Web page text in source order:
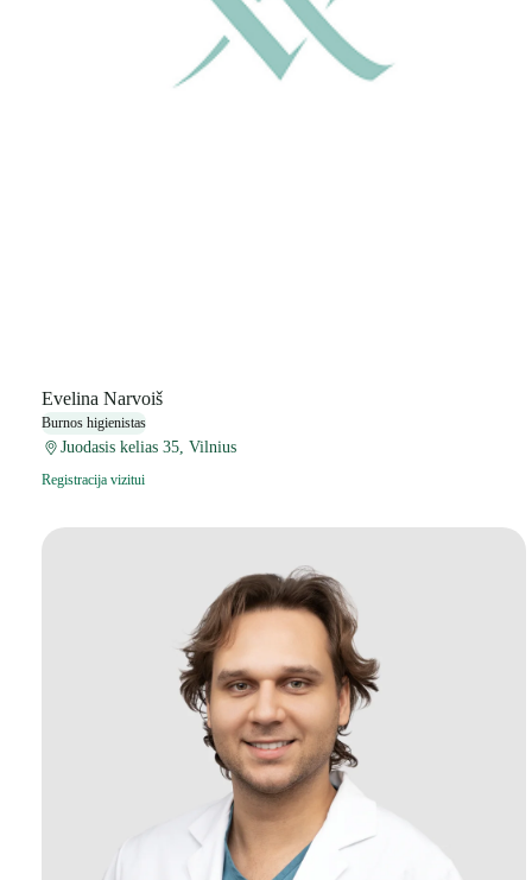
Evelina Narvoiš
Burnos higienistas
Juodasis kelias 35, Vilnius
Registracija vizitui